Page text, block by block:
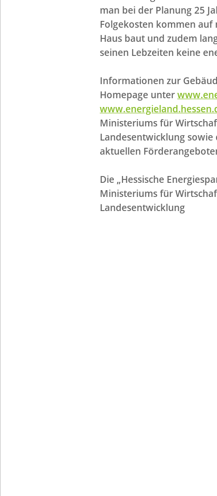
man bei der Planung 25
Folgekosten kommen auf
Haus baut und zudem
seinen Lebzeiten keine
Informationen zur
Homepage unter
Ministeriums für
Landesentwicklung
aktuellen
Die „Hessische
Ministeriums für
Landesentwicklung